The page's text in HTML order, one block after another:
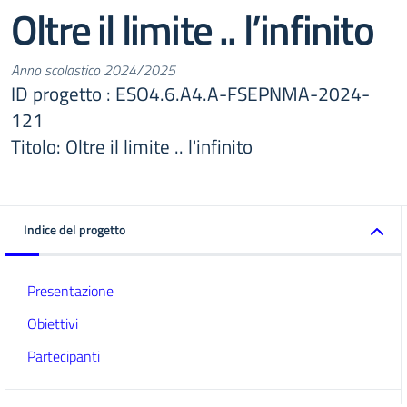
Oltre il limite .. l’infinito
Anno scolastico 2024/2025
ID progetto : ESO4.6.A4.A-FSEPNMA-2024-
121
Titolo: Oltre il limite .. l'infinito
Indice del progetto
Presentazione
Obiettivi
Partecipanti